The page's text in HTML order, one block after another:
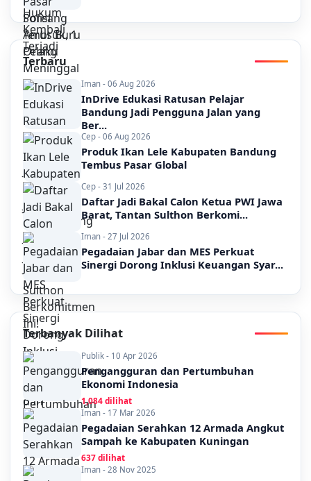
Terbaru
Iman - 06 Aug 2026
InDrive Edukasi Ratusan Pelajar
Bandung Jadi Pengguna Jalan yang
Ber...
Cep - 06 Aug 2026
Produk Ikan Lele Kabupaten Bandung
Tembus Pasar Global
Cep - 31 Jul 2026
Daftar Jadi Bakal Calon Ketua PWI Jawa
Barat, Tantan Sulthon Berkomi...
Iman - 27 Jul 2026
Pegadaian Jabar dan MES Perkuat
Sinergi Dorong Inklusi Keuangan Syar...
Terbanyak Dilihat
Publik - 10 Apr 2026
Pengangguran dan Pertumbuhan
Ekonomi Indonesia
1,084 dilihat
Iman - 17 Mar 2026
Pegadaian Serahkan 12 Armada Angkut
Sampah ke Kabupaten Kuningan
637 dilihat
Iman - 28 Nov 2025